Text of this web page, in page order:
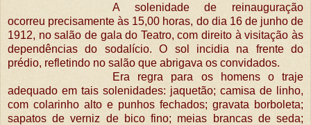
A solenidade de reinauguração
ocorreu precisamente às 15,00 horas, do dia 16 de junho de
1912, no salão de gala do Teatro, com direito à visitação às
dependências do sodalício. O sol incidia na frente do
prédio, refletindo no salão que abrigava os convidados.
Era regra para os homens o traje
adequado em tais solenidades: jaquetão; camisa de linho,
com colarinho alto e punhos fechados; gravata borboleta;
sapatos de verniz de bico fino; meias brancas de seda;